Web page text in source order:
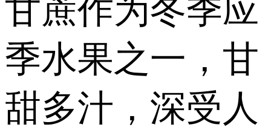
甘蔗作为冬季应
季水果之一，甘
甜多汁，深受人